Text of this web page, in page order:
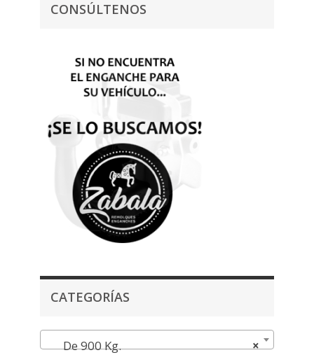
CONSÚLTENOS
CATEGORÍAS
×
De 900 Kg.